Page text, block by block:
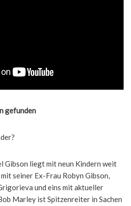
gefunden
liegt mit neun Kindern weit
seiner Ex-Frau Robyn Gibson,
und eins mit aktueller
Marley ist Spitzenreiter in Sachen